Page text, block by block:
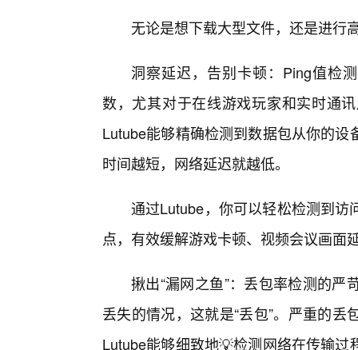
无论是想下载大型文件，还是进行
洞察延迟，告别卡顿：Ping值检
数，尤其对于在线游戏玩家和实时通
Lutube能够精确检测到数据包从你的
时间越短，网络延迟就越低。
通过Lutube，你可以轻松检测到
点，有效缓解游戏卡顿、视频会议画面
揪出“漏网之鱼”：丢包率检测的
丢失的情况，这就是“丢包”。严重的
Lutube能够细致地💡检测网络在传输